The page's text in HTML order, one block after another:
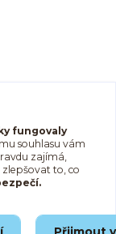
fungovaly
souhlasu vám
zajímá,
to, co